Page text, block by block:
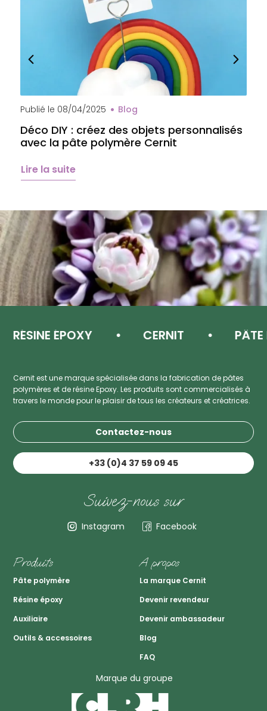
Publié le 08/04/2025 Blog
Déco DIY : créez des objets personnalisés
avec la pâte polymère Cernit
Lire la suite
ÉPOXY CERNIT PÂTE
Cernit est une marque spécialisée dans la fabrication de pâtes
polymères et de résine Epoxy. Les produits sont commercialisés à
travers le monde pour le plaisir de tous les créateurs et créatrices.
Contactez-nous
+33 (0)4 37 59 09 45
Suivez-nous sur
Instagram Facebook
Produits
Pâte polymère
Résine époxy
Auxiliaire
Outils & accessoires
A propos
La marque Cernit
Devenir revendeur
Devenir ambassadeur
Blog
FAQ
Marque du groupe